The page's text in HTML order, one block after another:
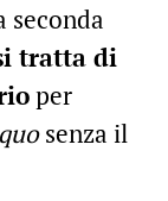
seconda
tratta di
per
senza il